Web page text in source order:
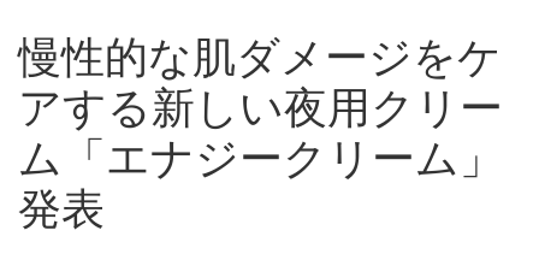
慢性的な肌ダメージをケ
アする新しい夜用クリー
ム「エナジークリーム」
発表